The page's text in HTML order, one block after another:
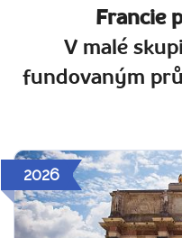
Francie
V malé
fundovaným
2026